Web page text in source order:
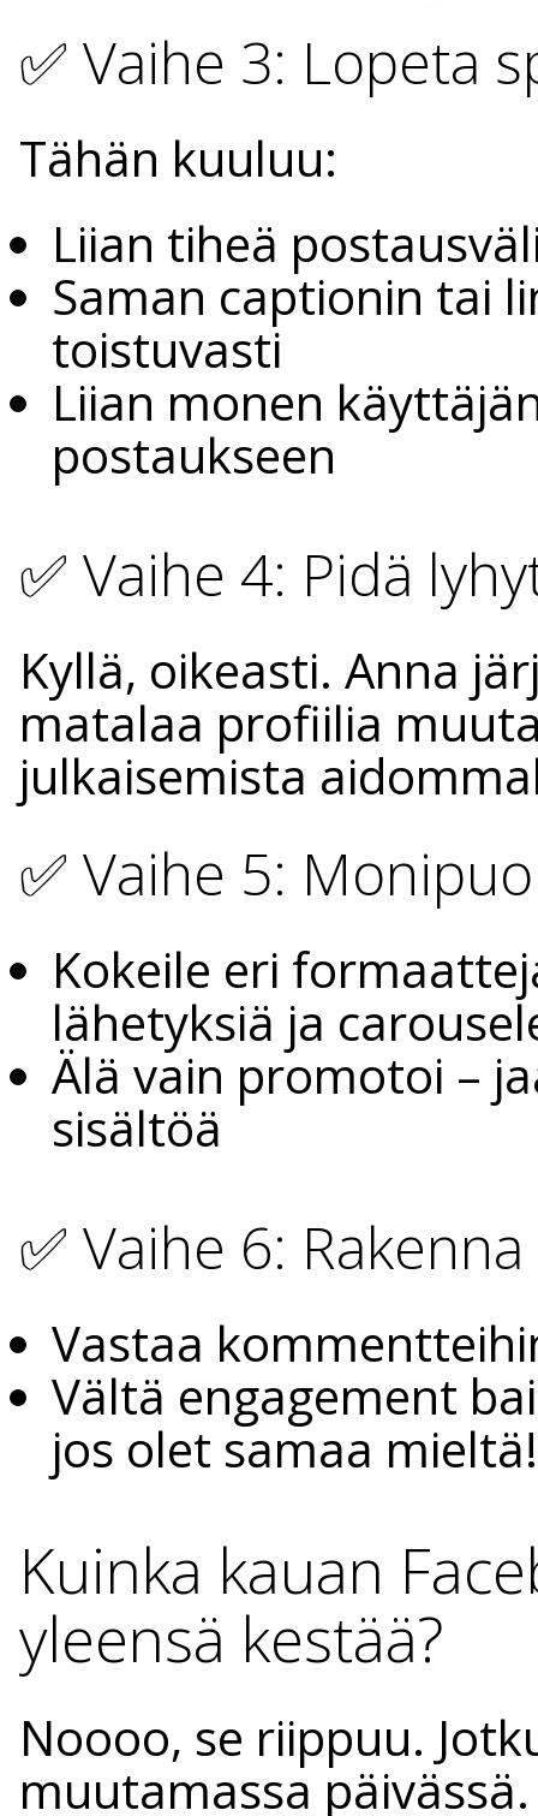
✅ Vaihe 3: Lopeta
Tähän kuuluu:
Liian tiheä
Saman captionin tai
toistuvasti
Liian monen
postaukseen
✅ Vaihe 4: Pidä
Kyllä, oikeasti. Anna
matalaa profiilia
julkaisemista
✅ Vaihe 5:
Kokeile eri
lähetyksiä ja
Älä vain promotoi –
sisältöä
✅ Vaihe 6:
Vastaa
Vältä engagement
jos olet samaa
Kuinka kauan
yleensä kestää?
Noooo, se riippuu.
muutamassa